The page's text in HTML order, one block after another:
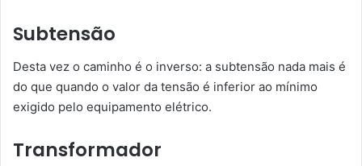
Subtensão
Desta vez o caminho é o inverso: a subtensão nada mais é
do que quando o valor da tensão é inferior ao mínimo
exigido pelo equipamento elétrico.
Transformador